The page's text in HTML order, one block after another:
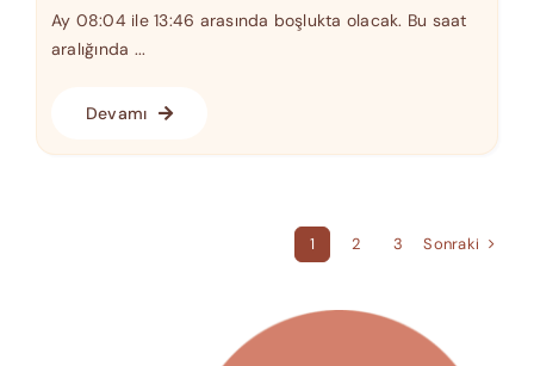
Ay 08:04 ile 13:46 arasında boşlukta olacak. Bu saat
aralığında ...
Devamı
1 2 3 Sonraki